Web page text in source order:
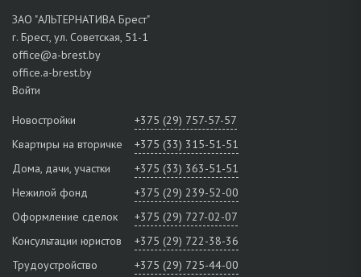
ЗАО "АЛЬТЕРНАТИВА Брест"
г. Брест, ул. Советская, 51-1
office@a-brest.by
office.a-brest.by
Войти
Новостройки
+375 (29) 757-57-57
Квартиры на вторичке
+375 (33) 315-51-51
Дома, дачи, участки
+375 (33) 363-51-51
Нежилой фонд
+375 (29) 239-52-00
Оформление сделок
+375 (29) 727-02-07
Консультации юристов
+375 (29) 722-38-36
Трудоустройство
+375 (29) 725-44-00